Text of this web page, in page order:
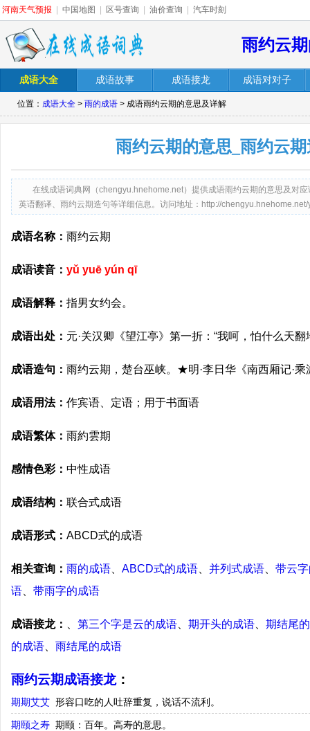
河南天气预报 中国地图 区号查询 油价查询 汽车时刻
雨约云
成语大全 成语故事 成语接龙 成语对对子
位置： 成语大全 > 雨的成语 > 成语雨约云期的意思及详解
雨约云期的意思_雨约云
在线成语词典网（chengyu.hnehome.net）提供成语雨约云期的意思及对
英语翻译、雨约云期造句等详细信息。访问地址：http://
成语名称： 雨约云期
成语读音： yǔ yuē yún qī
成语解释： 指男女约会。
成语出处： 元·关汉卿《望江亭》第一折：“我呵，怕什么天
成语造句： 雨约云期，楚台巫峡。★明·李日华《南西厢记·乘
成语用法： 作宾语、定语；用于书面语
成语繁体： 雨約雲期
感情色彩： 中性成语
成语结构： 联合式成语
成语形式： ABCD式的成语
相关查询： 雨的成语 ABCD式的成语 并列式成语
带云
语
带雨字的成语
成语接龙： 第三个字是云的成语 期开头的成语
期结尾
的成语
雨结尾的成语
雨约云期成语接龙：
期期艾艾 形容口吃的人吐辞重复，说话不流利。
期颐之寿 期颐：百年。高寿的意思。